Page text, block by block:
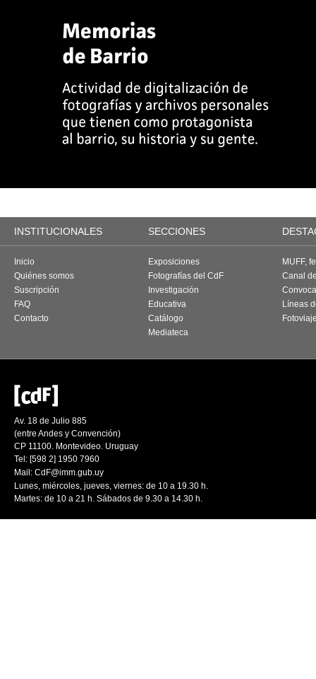
INSTITUCIONALES SECCIONES
Inicio
Quiénes somos
Suscripción
FAQ
Contacto
Exposiciones
Fotografías del CdF
Investigación
Educativa
Catálogo
Mediateca
MUFF,
Canal
Líneas
Av. 18 de Julio 885
(entre Andes y Convención)
CP 11100. Montevideo. Uruguay
Tel: [598 2] 1950 7960
Mail: CdF@imm.gub.uy
Lunes, miércoles, jueves, viernes: de 10 a 19.30 h.
Martes: de 10 a 21 h. Sábados de 9.30 a 14.30 h.